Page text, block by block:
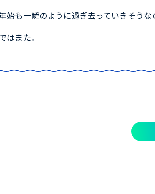
始も一瞬のように過ぎ去っていきそう
はまた。